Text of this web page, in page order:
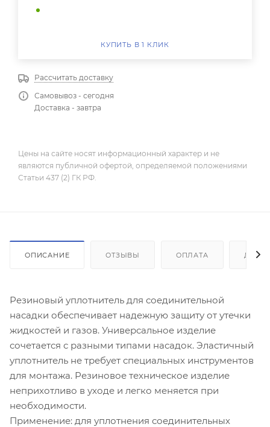
КУПИТЬ В 1 КЛИК
Рассчитать доставку
Самовывоз - сегодня
Доставка - завтра
Цены на сайте носят информационный характер и не
являются публичной офертой, определяемой положениями
Статьи 437 (2) ГК РФ.
ОПИСАНИЕ ОТЗЫВЫ ОПЛАТА
Резиновый уплотнитель для соединительной
насадки обеспечивает надежную защиту от утечки
жидкостей и газов. Универсальное изделие
сочетается с разными типами насадок. Эластичный
уплотнитель не требует специальных инструментов
для монтажа. Резиновое техническое изделие
неприхотливо в уходе и легко меняется при
необходимости.
Применение: для уплотнения соединительных